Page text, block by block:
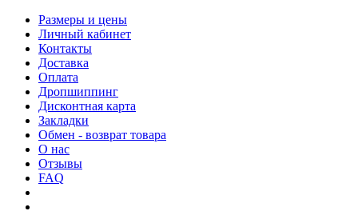
Размеры и цены
Личный кабинет
Контакты
Доставка
Оплата
Дропшиппинг
Дисконтная карта
Закладки
Обмен - возврат товара
О нас
Отзывы
FAQ